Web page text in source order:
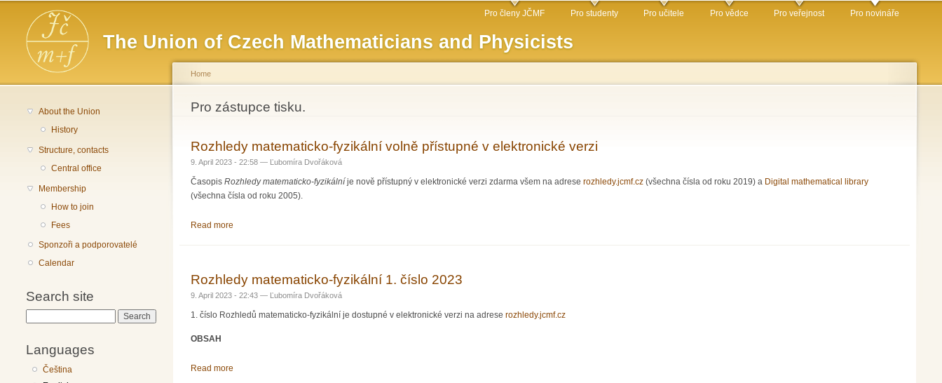
The Union of Czech Mathematicians and Physicists
Main menu Pro členy JČMF Pro studenty Pro učitele Pro vědce Pro veřejnost Pro novináře
About the Union
History
Structure, contacts
Central office
Membership
How to join
Fees
Sponzoři a podporovatelé
Calendar
Search site
Languages
Čeština
You are here
Home
Pro zástupce tisku.
Rozhledy matematicko-fyzikální volně přístupné v elektronické verzi
9. April 2023 - 22:58 — Ľubomíra Dvořáková
Časopis Rozhledy matematicko-fyzikálníje nově přístupný v elektronické verzi zdarma všem na adrese rozhledy.jcmf.cz (všechna čísla od roku 2019) a Digital mathematical library
(všechna čísla od roku 2005).
Read more
Rozhledy matematicko-fyzikální 1. číslo 2023
9. April 2023 - 22:43 — Ľubomíra Dvořáková
1. číslo Rozhledů matematicko-fyzikální je dostupné v elektronické verzi na adrese rozhledy.jcmf.cz
OBSAH
Read more